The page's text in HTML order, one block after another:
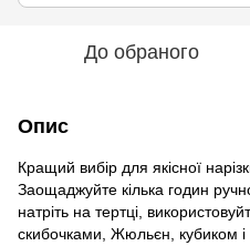
До обраного
Опис
Кращий вибір для якісної
Заощаджуйте кілька годин
натріть на тертці,
скибочками, Жюльєн, кубиком